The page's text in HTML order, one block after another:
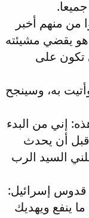
من منهم أخبر
هو يقضي مشيئته
تكون على
به، وسينجح
إني من البدء
قبل أن يحدث
السيد الرب
قدوس إسرائيل:
ينفع ويهديك